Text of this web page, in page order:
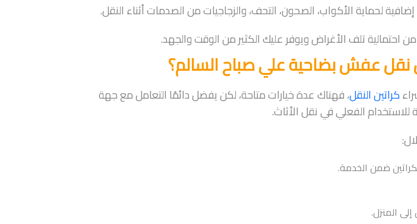
لحماية الأكواب، الصحون، التحف، والزجاجيات من الصدمات أثناء النقل.
من احتمالية تلف الأغراض ويوفر عليك الكثير من الوقت والجهد.
نقل عفش بضاحية علي صباح السالم؟
كراتين النقل، فهناك عدة خيارات متاحة، لكن يفضل دائمًا التعامل مع جهة
الفعلي في نقل الأثاث.
ضمن الخدمة.
المنزل.